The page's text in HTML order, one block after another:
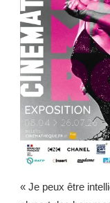
« Je peux être